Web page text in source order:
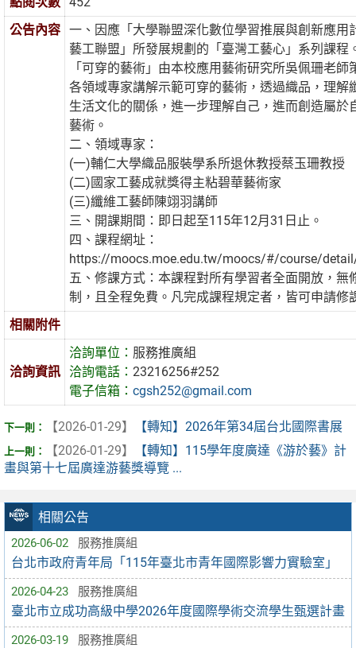
相關公告
2026-06-02 服務推廣組
台北市政府青年局「115年臺北市青年國際影響力實驗室」
2026-04-23 服務推廣組
臺北市立成功高級中學2026年度國際學術交流學生甄選計畫
2026-03-19 服務推廣組
公告內容
一、因應「大學聯盟深化數位學習推展與創新應用
藝工聯盟」所發展規劃的「臺灣工藝心」系列課程
「可穿的藝術」由本校應用藝術研究所吳佩珊老師
各領域專家講解示範可穿的藝術，透過織品，理解
生活文化的關係，進一步理解自己，進而創造屬於
藝術。
二、領域專家：
(一)輔仁大學織品服裝學系所退休教授蔡玉珊教授
(二)國家工藝成就獎得主粘碧華藝術家
(三)纖維工藝師陳翊羽講師
三、開課期間：即日起至115年12月31日止。
四、課程網址：
https://moocs.moe.edu.tw/moocs/#/course/
五、修課方式：本課程對所有學習者全面開放，無
制，且全程免費。凡完成課程規定者，皆可申請修
相關附件
洽詢資訊
洽詢單位： 服務推廣組
洽詢電話：23216256#252
電子信箱：cgsh252@gmail.com
【2026-01-29】
【轉知】2026年第34屆台北國際書展
【2026-01-29】
【轉知】115學年度廣達《游於藝》計
畫與第十七屆廣達游藝獎導覽 ...